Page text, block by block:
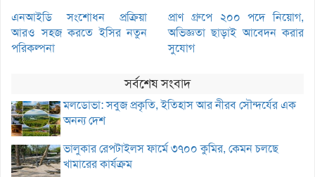
এনআইডি সংশোধন প্রক্রিয়া
আরও সহজ করতে ইসির নতুন
পরিকল্পনা
প্রাণ গ্রুপে ২০০ পদে নিয়োগ,
অভিজ্ঞতা ছাড়াই আবেদন করার
সুযোগ
সর্বশেষ সংবাদ
মলডোভা: সবুজ প্রকৃতি, ইতিহাস আর নীরব সৌন্দর্যের এক
অনন্য দেশ
ভালুকার রেপটাইলস ফার্মে ৩৭০০ কুমির, কেমন চলছে
খামারের কার্যক্রম